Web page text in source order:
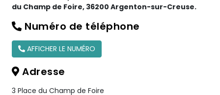
du Champ de Foire, 36200 Argenton-sur-Creuse.
Numéro de téléphone
AFFICHER LE NUMÉRO
Adresse
3 Place du Champ de Foire